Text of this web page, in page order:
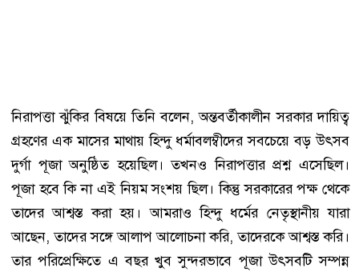
নিরাপত্তা ঝুঁকির বিষয়ে তিনি বলেন, অন্তবর্তীকালীন সরকার দায়িত্ব
গ্রহণের এক মাসের মাথায় হিন্দু ধর্মাবলম্বীদের সবচেয়ে বড় উৎসব
দুর্গা পূজা অনুষ্ঠিত হয়েছিল। তখনও নিরাপত্তার প্রশ্ন এসেছিল।
পূজা হবে কি না এই নিয়ম সংশয় ছিল। কিন্তু সরকারের পক্ষ থেকে
তাদের আশ্বস্ত করা হয়। আমরাও হিন্দু ধর্মের নেতৃস্থানীয় যারা
আছেন, তাদের সঙ্গে আলাপ আলোচনা করি, তাদেরকে আশ্বস্ত করি।
তার পরিপ্রেক্ষিতে এ বছর খুব সুন্দরভাবে পূজা উৎসবটি সম্পন্ন